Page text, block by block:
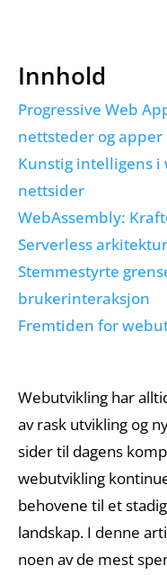
Hjem
Portefølje
Innhold
Progressive Web
nettsteder og apper
Kunstig intelligens i
nettsider
WebAssembly:
Serverless
Stemmestyrte
brukerinteraksjon
Fremtiden for
Webutvikling har
av rask utvikling og
sider til dagens
webutvikling
behovene til et
landskap. I denne
noen av de mest